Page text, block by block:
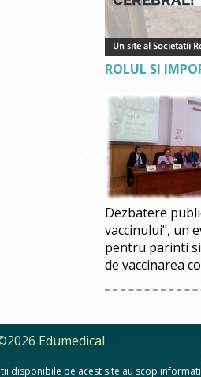
ROLUL SI
Dezbatere
vaccinului", un
pentru parinti
de vaccinarea
Edumedical
disponibile pe acest site au scop